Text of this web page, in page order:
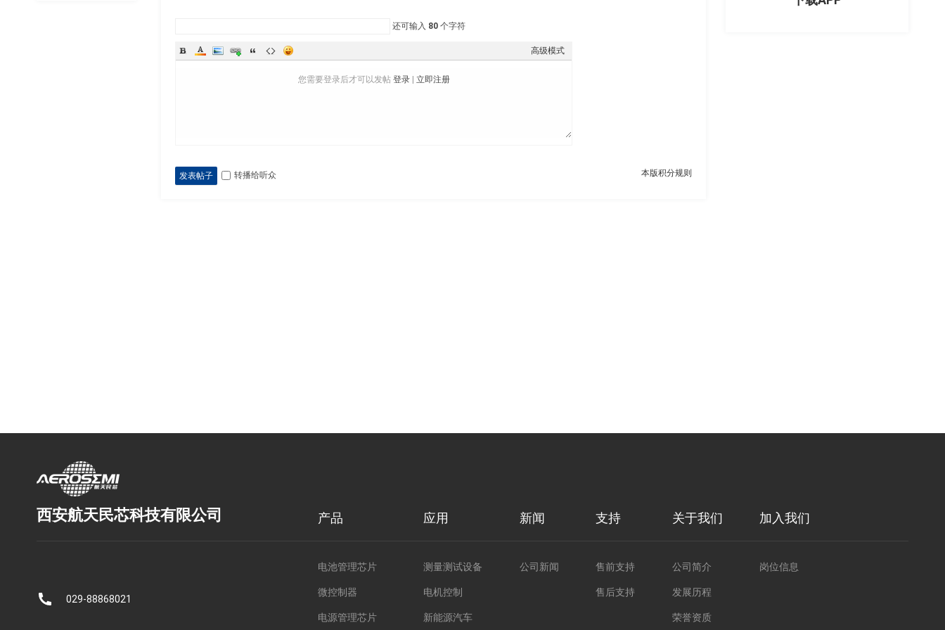
还可输入 80 个字符
高级模式
您需要登录后才可以发帖 登录| 立即注册
本版积分规则
发表帖子 转播给听众
西安航天民芯科技有限公司
029-88868021
产品
电池管理芯片
微控制器
电源管理芯片
应用
测量测试设备
电机控制
新能源汽车
新闻
公司新闻
支持
售前支持
售后支持
关于我们
公司简介
发展历程
荣誉资质
加入我们
岗位信息